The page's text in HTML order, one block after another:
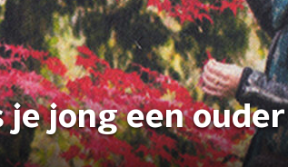
je jong een ouder